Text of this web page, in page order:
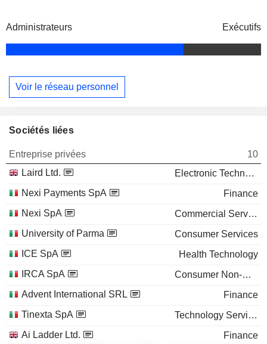
Administrateurs Exécutifs
Voir le réseau personnel
Sociétés liées
Entreprise privées
10
Laird Ltd.
Electronic Technology
Nexi Payments SpA
Finance
Nexi SpA
Commercial Services
University of Parma
Consumer Services
ICE SpA
Health Technology
IRCA SpA
Consumer Non-Durables
Advent International SRL
Finance
Tinexta SpA
Technology Services
Ai Ladder Ltd.
Finance